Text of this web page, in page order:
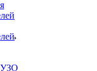
УЗО